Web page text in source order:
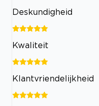
Deskundigheid
Kwaliteit
Klantvriendelijkheid